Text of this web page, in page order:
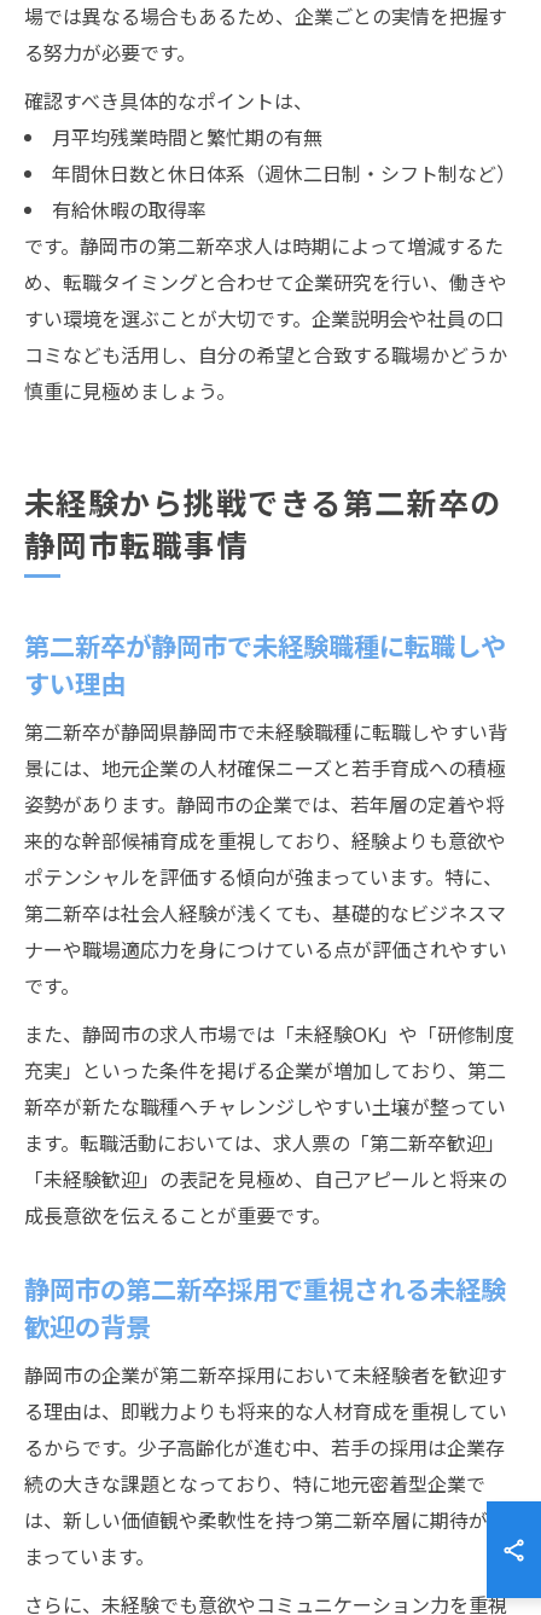
場では異なる場合もあるため、企業ごとの実情を把握す
る努力が必要です。
確認すべき具体的なポイントは、
月平均残業時間と繁忙期の有無
年間休日数と休日体系（週休二日制・シフト制など）
有給休暇の取得率
です。静岡市の第二新卒求人は時期によって増減するた
め、転職タイミングと合わせて企業研究を行い、働きや
すい環境を選ぶことが大切です。企業説明会や社員の口
コミなども活用し、自分の希望と合致する職場かどうか
慎重に見極めましょう。
未経験から挑戦できる第二新卒の
静岡市転職事情
第二新卒が静岡市で未経験職種に転職しや
すい理由
第二新卒が静岡県静岡市で未経験職種に転職しやすい背
景には、地元企業の人材確保ニーズと若手育成への積極
姿勢があります。静岡市の企業では、若年層の定着や将
来的な幹部候補育成を重視しており、経験よりも意欲や
ポテンシャルを評価する傾向が強まっています。特に、
第二新卒は社会人経験が浅くても、基礎的なビジネスマ
ナーや職場適応力を身につけている点が評価されやすい
です。
また、静岡市の求人市場では「未経験OK」や「研修制度
充実」といった条件を掲げる企業が増加しており、第二
新卒が新たな職種へチャレンジしやすい土壌が整ってい
ます。転職活動においては、求人票の「第二新卒歓迎」
「未経験歓迎」の表記を見極め、自己アピールと将来の
成長意欲を伝えることが重要です。
静岡市の第二新卒採用で重視される未経験
歓迎の背景
静岡市の企業が第二新卒採用において未経験者を歓迎す
る理由は、即戦力よりも将来的な人材育成を重視してい
るからです。少子高齢化が進む中、若手の採用は企業存
続の大きな課題となっており、特に地元密着型企業で
は、新しい価値観や柔軟性を持つ第二新卒層に期待が集
まっています。
さらに、未経験でも意欲やコミュニケーション力を重視